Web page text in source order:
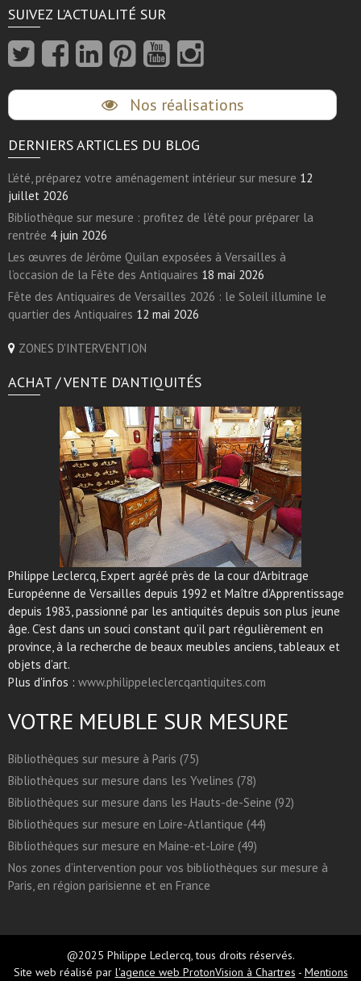
SUIVEZ L’ACTUALITÉ SUR
Nos réalisations
DERNIERS ARTICLES DU BLOG
L’été, préparez votre aménagement intérieur sur mesure 12
juillet 2026
Bibliothèque sur mesure : profitez de l’été pour préparer la
rentrée 4 juin 2026
Les œuvres de Jérôme Quilan exposées à Versailles à
l’occasion de la Fête des Antiquaires 18 mai 2026
Fête des Antiquaires de Versailles 2026 : le Soleil illumine le
quartier des Antiquaires 12 mai 2026
ZONES D'INTERVENTION
ACHAT / VENTE D’ANTIQUITÉS
Philippe Leclercq, Expert agréé près de la cour d’Arbitrage
Européenne de Versailles depuis 1992 et Maître d’Apprentissage
depuis 1983, passionné par les antiquités depuis son plus jeune
âge. C’est dans un souci constant qu’il part régulièrement en
province, à la recherche de beaux meubles anciens, tableaux et
objets d’art.
Plus d'infos : www.philippeleclercqantiquites.com
VOTRE MEUBLE SUR MESURE
Bibliothèques sur mesure à Paris (75)
Bibliothèques sur mesure dans les Yvelines (78)
Bibliothèques sur mesure dans les Hauts-de-Seine (92)
Bibliothèques sur mesure en Loire-Atlantique (44)
Bibliothèques sur mesure en Maine-et-Loire (49)
Nos zones d’intervention pour vos bibliothèques sur mesure à
Paris, en région parisienne et en France
@2025 Philippe Leclercq, tous droits réservés.
Site web réalisé par l'agence web ProtonVision à Chartres - Mentions